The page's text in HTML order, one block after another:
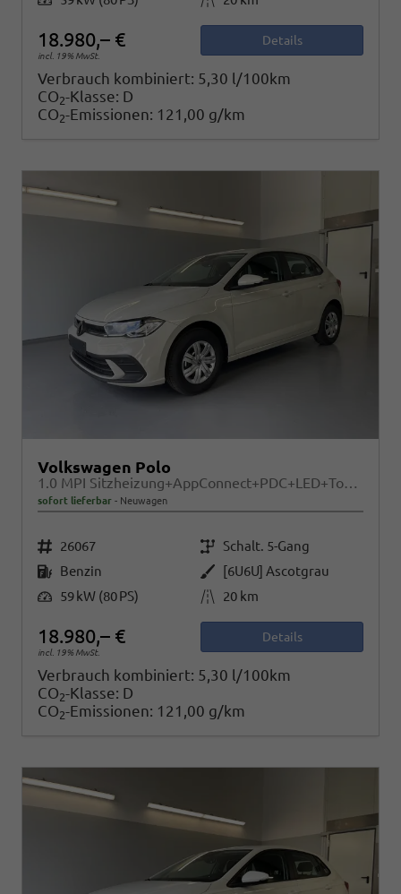
18.980,– €
incl. 19% MwSt.
Details
Verbrauch kombiniert: 5,30 l/100km
CO2-Klasse: D
CO2-Emissionen: 121,00 g/km
Volkswagen Polo
1.0 MPI Sitzheizung+AppConnect+PDC+LED+Touch+Lichtsensor+MultiLenkrad
sofort lieferbar Neuwagen
Fahrzeugnr. 26067 Getriebe Schalt. 5-Gang
Kraftstoff Benzin Außenfarbe
[6U6U] Ascotgrau
Leistung 59 kW (80 PS) Kilometerstand 20 km
18.980,– €
incl. 19% MwSt.
Details
Verbrauch kombiniert: 5,30 l/100km
CO2-Klasse: D
CO2-Emissionen: 121,00 g/km